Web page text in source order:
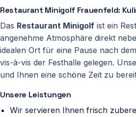
Restaurant Minigolf Frauenfeld:
Das Restaurant Minigolf ist ein
angenehme Atmosphäre direkt
idealen Ort für eine Pause nach
vis-à-vis der Festhalle gelegen.
und Ihnen eine schöne Zeit zu
Unsere Leistungen
Wir servieren Ihnen frisch